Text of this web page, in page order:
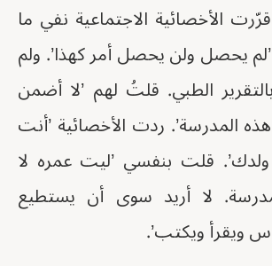
الأخصائية الاجتماعية نفي ما
يحصل ولن يحصل أمر كهذا’. ولم
الطبي. قلتُ لهم ’لا أضمن
المدرسة’. ردت الأخصائية ’أنت
قلت بنفسي ’ليت عمره لا
لا أريد سوى أن يستطيع
ويقرأ ويكتب’.